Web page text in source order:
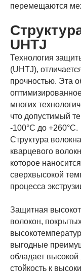
перемещаются
UHTJ
Технология
(UHTJ),
прочностью. Эта
многих
что допустимый
-100°C до +260°С.
Структура
кварцевого
которое
сверхвысокой
процесса
Защитная
волокон,
выгодные
обладает высокой
стойкость к